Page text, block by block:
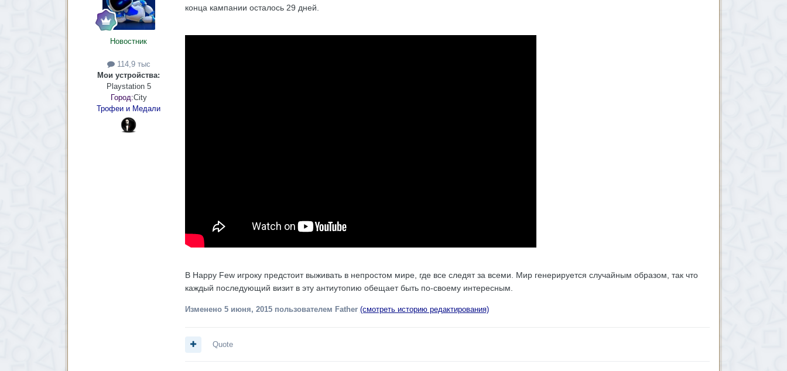
Новостник
114,9 тыс
Мои устройства:
Playstation 5
Город:City
Трофеи и Медали
конца кампании осталось 29 дней.
В Happy Few игроку предстоит выживать в непростом мире, где все следят за всеми. Мир генерируется случайным образом, так что
каждый последующий визит в эту антиутопию обещает быть по-своему интересным.
Изменено 5 июня, 2015пользователем Father (смотреть историю редактирования)
Quote